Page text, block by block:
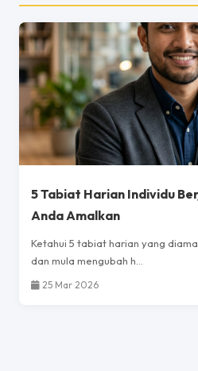
5 Tabiat Harian Individu
Anda Amalkan
Ketahui 5 tabiat harian yang
dan mula mengubah h...
25 Mar 2026